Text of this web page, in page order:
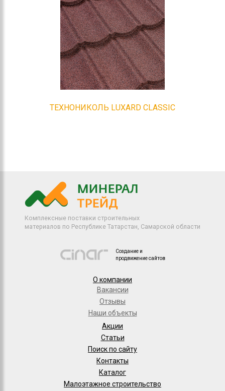
ТЕХНОНИКОЛЬ LUXARD CLASSIC
Комплексные поставки строительных
материалов по Республике Татарстан, Самарской области
Создание и
продвижение сайтов
О компании
Вакансии
Отзывы
Наши объекты
Акции
Статьи
Поиск по сайту
Контакты
Каталог
Малоэтажное строительство